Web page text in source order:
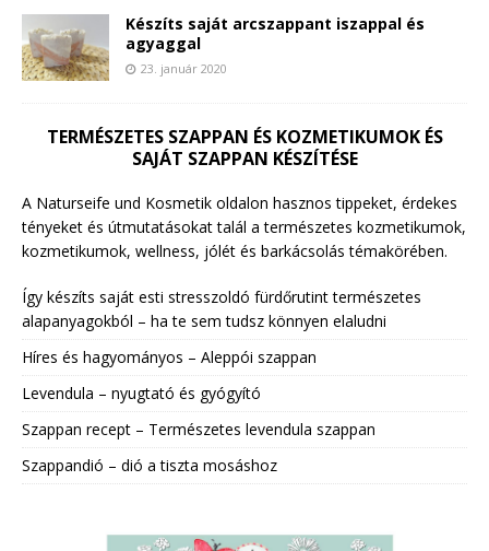
Készíts saját arcszappant iszappal és
agyaggal
23. január 2020
TERMÉSZETES SZAPPAN ÉS KOZMETIKUMOK ÉS
SAJÁT SZAPPAN KÉSZÍTÉSE
A Naturseife und Kosmetik oldalon hasznos tippeket, érdekes
tényeket és útmutatásokat talál a természetes kozmetikumok,
kozmetikumok, wellness, jólét és barkácsolás témakörében.
Így készíts saját esti stresszoldó fürdőrutint természetes
alapanyagokból – ha te sem tudsz könnyen elaludni
Híres és hagyományos – Aleppói szappan
Levendula – nyugtató és gyógyító
Szappan recept – Természetes levendula szappan
Szappandió – dió a tiszta mosáshoz